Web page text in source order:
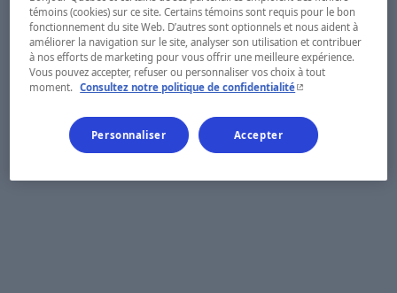
témoins (cookies) sur ce site. Certains témoins sont requis pour le bon
fonctionnement du site Web. D’autres sont optionnels et nous aident à
améliorer la navigation sur le site, analyser son utilisation et contribuer
à nos efforts de marketing pour vous offrir une meilleure expérience.
Vous pouvez accepter, refuser ou personnaliser vos choix à tout
moment. Consultez notre politique de confidentialité- Cet hyperlien
Personnaliser Accepter